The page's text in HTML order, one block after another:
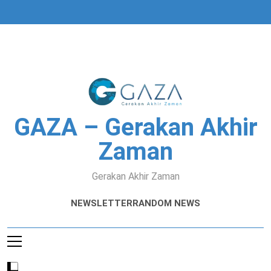
GAZA – Gerakan Akhir
Zaman
Gerakan Akhir Zaman
NEWSLETTERRANDOM NEWS